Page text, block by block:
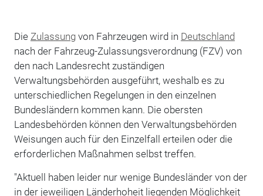
Die Zulassungvon Fahrzeugen wird in Deutschland
nach der Fahrzeug-Zulassungsverordnung (FZV) von
den nach Landesrecht zuständigen
Verwaltungsbehörden ausgeführt, weshalb es zu
unterschiedlichen Regelungen in den einzelnen
Bundesländern kommen kann. Die obersten
Landesbehörden können den Verwaltungsbehörden
Weisungen auch für den Einzelfall erteilen oder die
erforderlichen Maßnahmen selbst treffen.
"Aktuell haben leider nur wenige Bundesländer von der
in der jeweiligen Länderhoheit liegenden Möglichkeit